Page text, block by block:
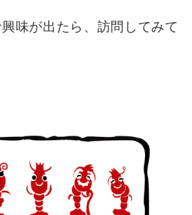
味が出たら、訪問してみて